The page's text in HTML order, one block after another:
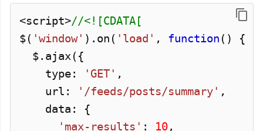
<script>//<![CDATA[
$( 'window' ). on ( 'load' , function () {
$. ajax({
type:
'GET' ,
url:
'/feeds/posts/summary' ,
data: {
'max-results' : 10,